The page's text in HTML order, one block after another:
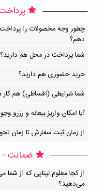
چطور وجه محصولات را پرداخت
دهم؟
شما پرداخت در محل هم دارید؟
خرید حضوری هم دارید؟
شما شرایطی (اقساطی) هم کار
آیا امکان واریز بیعانه و رزرو
از زمان ثبت سفارش تا زمان
ضمانت
از کجا معلوم لپتاپی که از
می‌دهید؟